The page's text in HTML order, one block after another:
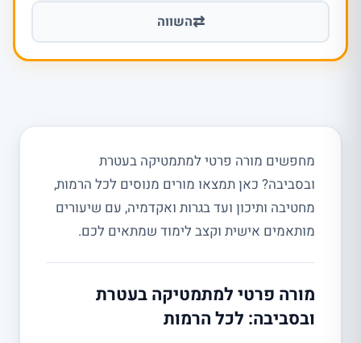
⇄השווה
מחפשים מורה פרטי למתמטיקה בעטרת
ובסביבה? כאן תמצאו מורים מנוסים לכל הרמות,
מחטיבה ותיכון ועד בגרות ואקדמיה, עם שיעורים
מותאמים אישית וקצב לימוד שמתאים לכם.
מורה פרטי למתמטיקה בעטרת
ובסביבה: לכל הרמות